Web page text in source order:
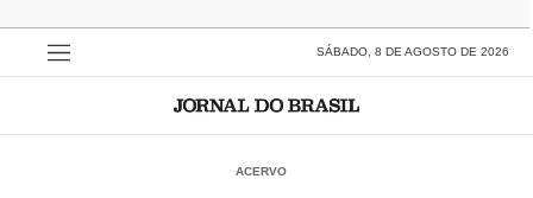
SÁBADO, 8 DE AGOSTO DE 2026
ACERVO